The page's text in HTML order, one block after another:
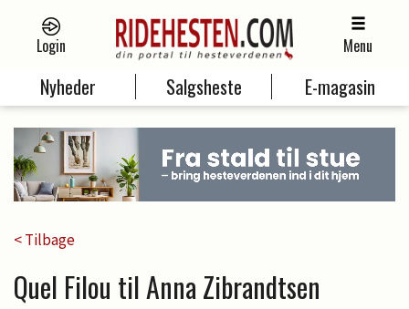
Login Menu
Nyheder Salgsheste E-magasin
< Tilbage
Quel Filou til Anna Zibrandtsen